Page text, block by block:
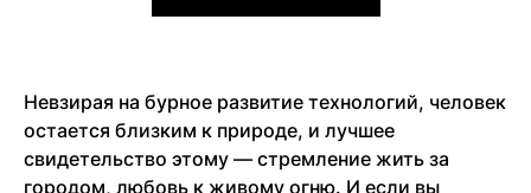
Невзирая на бурное развитие технологий, человек
остается близким к природе, и лучшее
свидетельство этому — стремление жить за
городом, любовь к живому огню. И если вы